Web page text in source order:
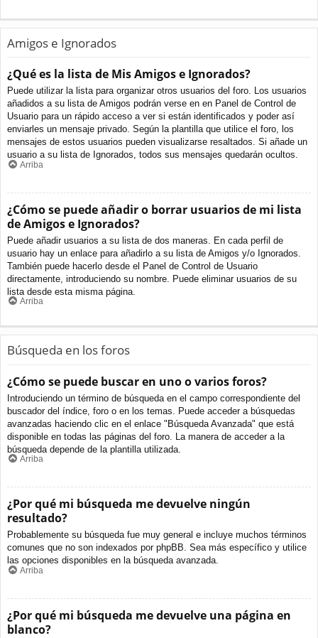
Amigos e Ignorados
¿Qué es la lista de Mis Amigos e Ignorados?
Puede utilizar la lista para organizar otros usuarios del foro. Los usuarios
añadidos a su lista de Amigos podrán verse en en Panel de Control de
Usuario para un rápido acceso a ver si están identificados y poder así
enviarles un mensaje privado. Según la plantilla que utilice el foro, los
mensajes de estos usuarios pueden visualizarse resaltados. Si añade un
usuario a su lista de Ignorados, todos sus mensajes quedarán ocultos.
Arriba
¿Cómo se puede añadir o borrar usuarios de mi lista
de Amigos e Ignorados?
Puede añadir usuarios a su lista de dos maneras. En cada perfil de
usuario hay un enlace para añadirlo a su lista de Amigos y/o Ignorados.
También puede hacerlo desde el Panel de Control de Usuario
directamente, introduciendo su nombre. Puede eliminar usuarios de su
lista desde esta misma página.
Arriba
Búsqueda en los foros
¿Cómo se puede buscar en uno o varios foros?
Introduciendo un término de búsqueda en el campo correspondiente del
buscador del índice, foro o en los temas. Puede acceder a búsquedas
avanzadas haciendo clic en el enlace "Búsqueda Avanzada" que está
disponible en todas las páginas del foro. La manera de acceder a la
búsqueda depende de la plantilla utilizada.
Arriba
¿Por qué mi búsqueda me devuelve ningún
resultado?
Probablemente su búsqueda fue muy general e incluye muchos términos
comunes que no son indexados por phpBB. Sea más específico y utilice
las opciones disponibles en la búsqueda avanzada.
Arriba
¿Por qué mi búsqueda me devuelve una página en
blanco?